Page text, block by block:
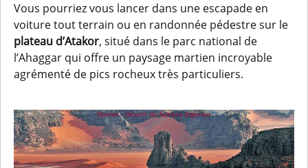
Vous pourriez vous lancer dans une escapade en
voiture tout terrain ou en randonnée pédestre sur le
plateau d’Atakor, situé dans le parc national de
l’Ahaggar qui offre un paysage martien incroyable
agrémenté de pics rocheux très particuliers.
Djanet - Désert du Sahara Algérien